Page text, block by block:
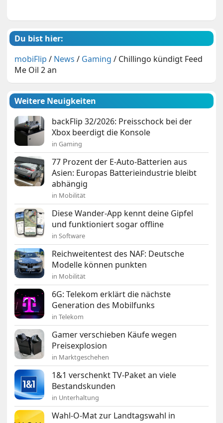
Du bist hier:
mobiFlip / News / Gaming / Chillingo kündigt Feed
Me Oil 2 an
Weitere Neuigkeiten
backFlip 32/2026: Preisschock bei der
Xbox beerdigt die Konsole
in Gaming
77 Prozent der E-Auto-Batterien aus
Asien: Europas Batterieindustrie bleibt
abhängig
in Mobilität
Diese Wander-App kennt deine Gipfel
und funktioniert sogar offline
in Software
Reichweitentest des NAF: Deutsche
Modelle können punkten
in Mobilität
6G: Telekom erklärt die nächste
Generation des Mobilfunks
in Telekom
Gamer verschieben Käufe wegen
Preisexplosion
in Marktgeschehen
1&1 verschenkt TV-Paket an viele
Bestandskunden
in Unterhaltung
Wahl-O-Mat zur Landtagswahl in